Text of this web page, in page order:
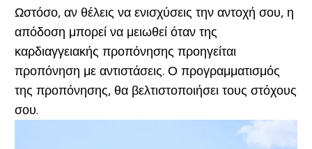
Ωστόσο, αν θέλεις να ενισχύσεις την αντοχή σου, η
απόδοση μπορεί να μειωθεί όταν της
καρδιαγγειακής προπόνησης προηγείται
προπόνηση με αντιστάσεις. Ο προγραμματισμός
της προπόνησης, θα βελτιστοποιήσει τους στόχους
σου.